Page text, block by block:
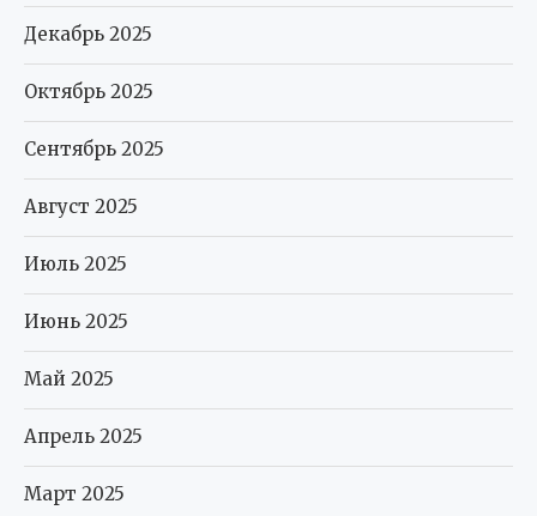
Декабрь 2025
Октябрь 2025
Сентябрь 2025
Август 2025
Июль 2025
Июнь 2025
Май 2025
Апрель 2025
Март 2025